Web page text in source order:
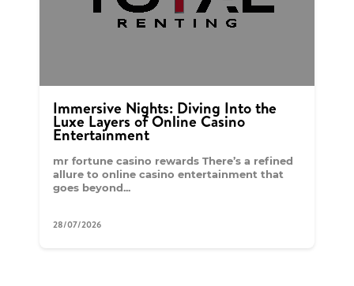
Immersive Nights: Diving Into the
Luxe Layers of Online Casino
Entertainment
mr fortune casino rewards There’s a refined
allure to online casino entertainment that
goes beyond...
28/07/2026